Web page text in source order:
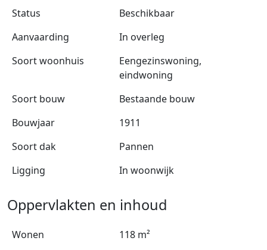
Status
Beschikbaar
Aanvaarding
In overleg
Soort woonhuis
Eengezinswoning,
eindwoning
Soort bouw
Bestaande bouw
Bouwjaar
1911
Soort dak
Pannen
Ligging
In woonwijk
Oppervlakten en inhoud
Wonen 118 m²